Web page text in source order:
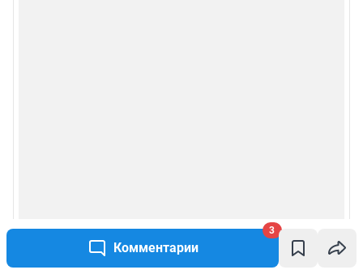
Комментарии
3